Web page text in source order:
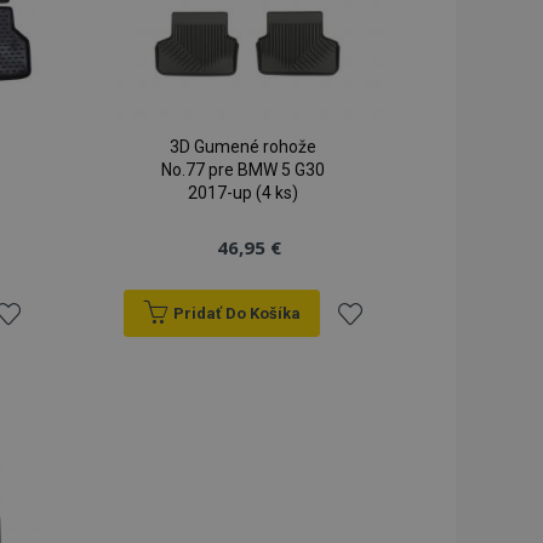
3D Gumené rohože
No.77 pre BMW 5 G30
2017-up (4 ks)
46,95 €
Pridať Do Košíka
úložisku.
na strane
Cookie-
súhlasu
Je nevyhnutné,
fungoval
vyčistenie
Keď
a nastaví
true.
zachovanie
obsahu